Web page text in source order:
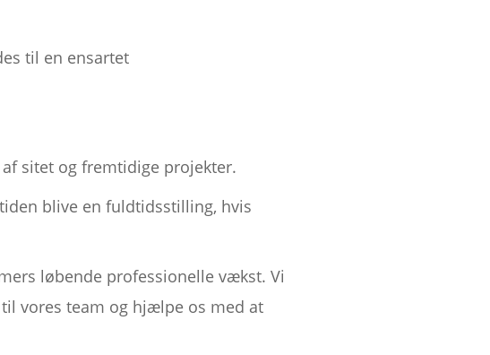
til en ensartet
sitet og fremtidige projekter.
blive en fuldtidsstilling, hvis
løbende professionelle vækst. Vi
vores team og hjælpe os med at